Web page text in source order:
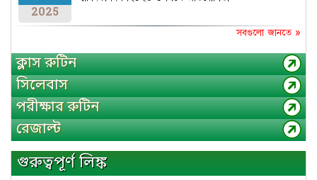
2025
সবগুলো জানতে »
ক্লাস রুটিন
সিলেবাস
পরীক্ষার রুটিন
রেজাল্ট
গুরুত্বপূর্ণ লিঙ্ক